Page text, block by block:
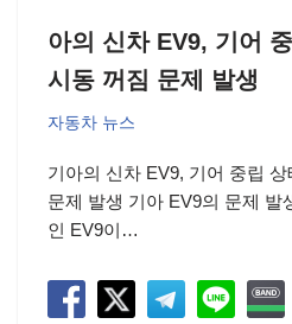
아의 신차 EV9, 기어
시동 꺼짐 문제 발생
자동차 뉴스
기아의 신차 EV9, 기어 중립
문제 발생 기아 EV9의 문제 발
인 EV9이…